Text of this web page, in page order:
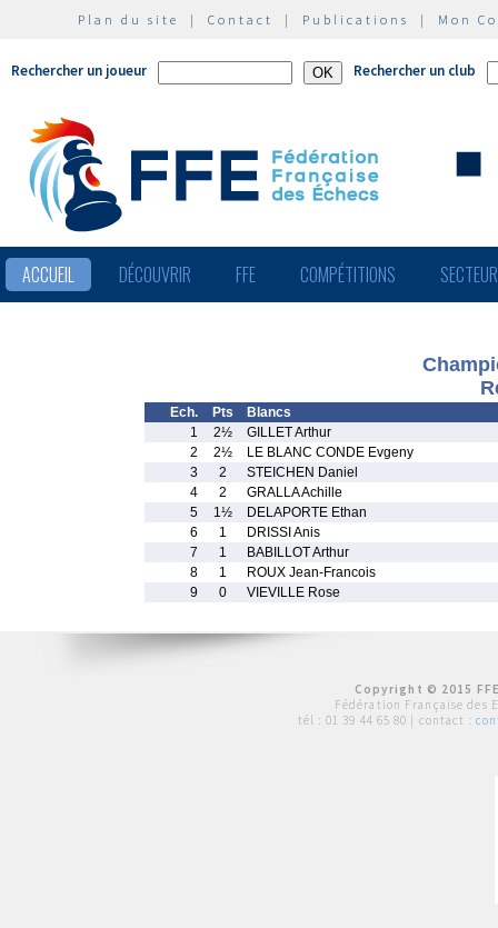
Plan du site | Contact | Publications | Mon
Rechercher un joueur Rechercher un club
ACCUEIL DÉCOUVRIR FFE COMPÉTITIONS
Ech. Pts
Blancs
1
2½
GILLET Arthur
2
2½
LE BLANC CONDE Evgeny
3
2
STEICHEN Daniel
4
2
GRALLA Achille
5
1½
DELAPORTE Ethan
6
1
DRISSI Anis
7
1
BABILLOT Arthur
8
1
ROUX Jean-Francois
9
0 VIEVILLE Rose
Copyright © 2015
Fédération Française des
tél : 01 39 44 65 80 | contact :